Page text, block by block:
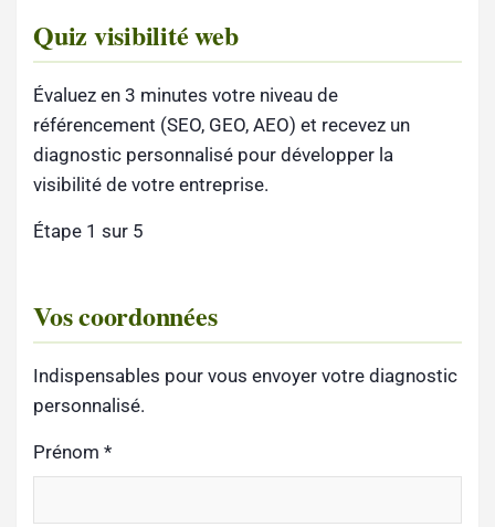
Quiz visibilité web
Évaluez en 3 minutes votre niveau de
référencement (SEO, GEO, AEO) et recevez un
diagnostic personnalisé pour développer la
visibilité de votre entreprise.
Étape 1 sur 5
Vos coordonnées
Indispensables pour vous envoyer votre diagnostic
personnalisé.
Prénom *